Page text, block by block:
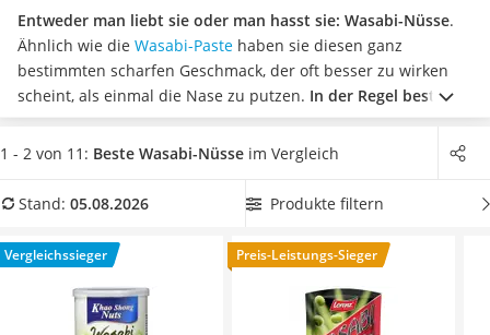
Honig
Gemüsebrühe
Eiskaffee-Pulver
Irischer Whiskey
Grapefruitkernextrakt
Matcha-Set
MCT-Öl
Erythrit
Müsli ohne Zuckerzusatz
Entweder man liebt sie oder man hasst sie: Wasabi-Nüsse.
Ähnlich wie die Wasabi-Paste haben sie diesen ganz
bestimmten scharfen Geschmack, der oft besser zu wirken
scheint, als einmal die Nase zu putzen. In der Regel bestehen
die Nüsse aus Erdnüssen mit einer knusprigen Wasabi-
Ummantelung, doch der Kern kann auch eine andere
Vergleichstabelle Wasabi-Nüsse aus, diemöglichst wenige
gezeigt, dass die Wasabi-Nüsse oft mit
Geschmacksverstärkern versehen sind, die nicht immer
optimal für den Körper sind. Überzeugt hat uns hier im
August 2026 besonders das Modell
Khao Shong Edamame
1 - 2 von 11: Beste Wasabi-Nüsse im Vergleich
Stand: 05.08.2026 Produkte filtern
Vergleichssieger Preis-Leistungs-Sieger